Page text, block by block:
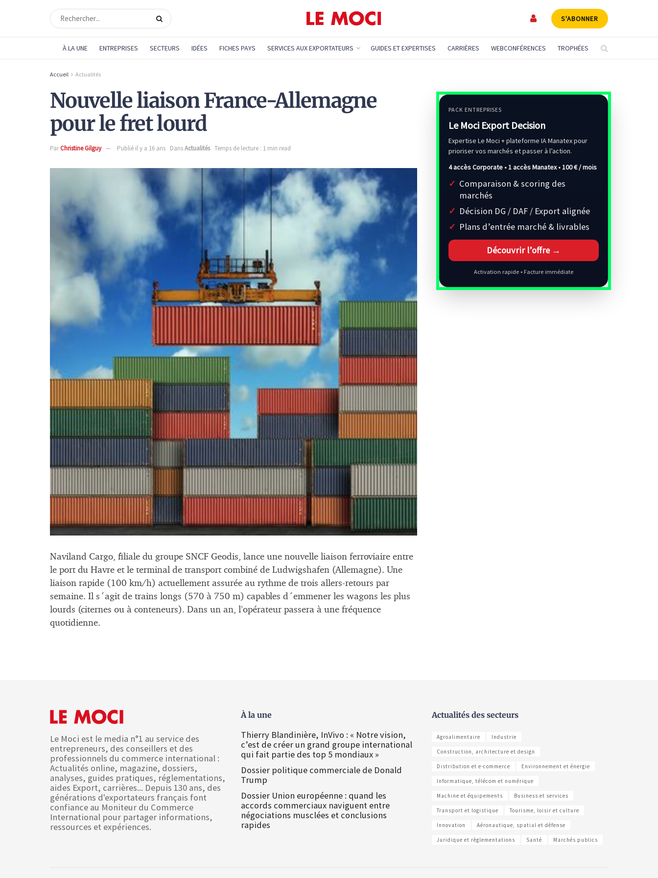
S'ABONNER
À LA UNE ENTREPRISES SECTEURS IDÉES FICHES PAYS SERVICES AUX EXPORTATEURS GUIDES ET EXPERTISES CARRIÈRES WEBCONFÉRENCES TROPHÉES
Accueil Actualités
Nouvelle liaison France-Allemagne
pour le fret lourd
ParChristine Gilguy Publié il y a 16 ans DansActualités Temps de lecture : 1 min read
Naviland Cargo, filiale du groupe SNCF Geodis, lance une nouvelle liaison ferroviaire entre
le port du Havre et le terminal de transport combiné de Ludwigshafen (Allemagne). Une
liaison rapide (100 km/h) actuellement assurée au rythme de trois allers-retours par
semaine. Il s´agit de trains longs (570 à 750 m) capables d´emmener les wagons les plus
lourds (citernes ou à conteneurs). Dans un an, l’opérateur passera à une fréquence
quotidienne.
PACK ENTREPRISES
Le Moci Export Decision
Expertise Le Moci + plateforme IA Manatex pour
prioriser vos marchés et passer à l’action.
4 accès Corporate • 1 accès Manatex •100 € / mois
Comparaison & scoring des
marchés
Décision DG / DAF / Export alignée
Plans d’entrée marché & livrables
Découvrir l’offre →
Activation rapide • Facture immédiate
Le Moci est le media n°1 au service des
entrepreneurs, des conseillers et des
professionnels du commerce international :
Actualités online, magazine, dossiers,
analyses, guides pratiques, réglementations,
aides Export, carrières... Depuis 130 ans, des
générations d'exportateurs français font
confiance au Moniteur du Commerce
International pour partager informations,
ressources et expériences.
À la une
Thierry Blandinière, InVivo : « Notre vision,
c’est de créer un grand groupe international
qui fait partie des top 5 mondiaux »
Dossier politique commerciale de Donald
Trump
Dossier Union européenne : quand les
accords commerciaux naviguent entre
négociations musclées et conclusions
rapides
Actualités des secteurs
Agroalimentaire Industrie
Construction, architecture et design
Distribution et e-commerce Environnement et énergie
Informatique, télécom et numérique
Machine et équipements Business et services
Transport et logistique Tourisme, loisir et culture
Innovation Aéronautique, spatial et défense
Juridique et règlementations Santé Marchés publics